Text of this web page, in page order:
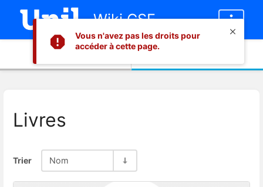
Vous n'avez pas les droits pour
accéder à cette page.
Wiki CSE
Livres
Trier Nom